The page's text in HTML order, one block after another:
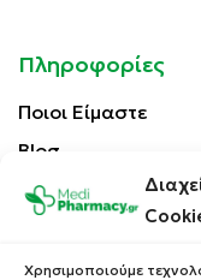
Χρησιμοποιούμε
Πληροφορίες
Ποιοι Είμαστε
Blog
Επικοινωνία